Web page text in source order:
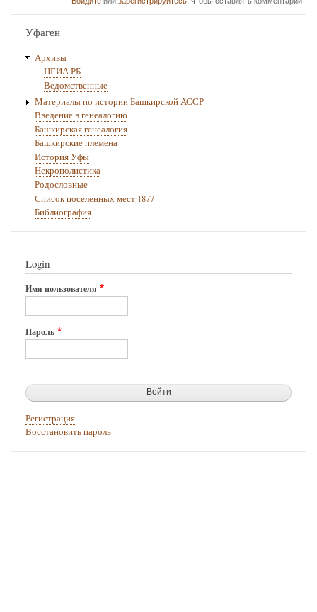
Уфаген
Архивы
ЦГИА РБ
Ведомственные
Материалы по истории Башкирской АССР
Введение в генеалогию
Башкирская генеалогия
Башкирские племена
История Уфы
Некрополистика
Родословные
Список поселенных мест 1877
Библиография
Login
Имя пользователя
Пароль
Регистрация
Восстановить пароль